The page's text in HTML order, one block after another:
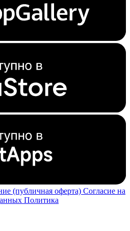
(публичная оферта) Согласие на
Политика